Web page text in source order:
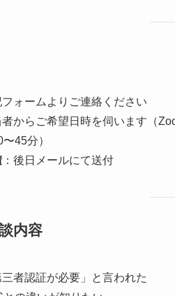
フォームよりご連絡ください
者からご希望日時を伺います（
45分）
：後日メールにて送付
内容
者認証が必要」と言われた